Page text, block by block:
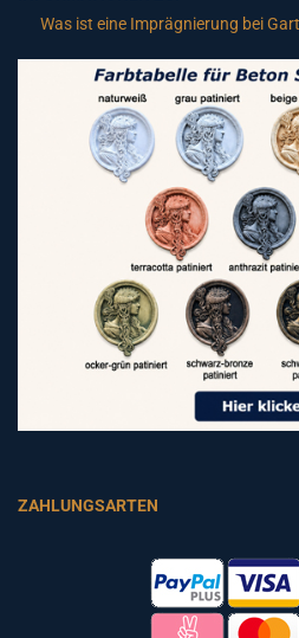
Was ist eine Imprägnierung bei
ZAHLUNGSARTEN